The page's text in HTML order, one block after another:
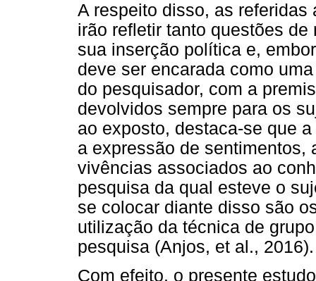
A respeito disso, as
irão refletir tanto questões
sua inserção política e,
deve ser encarada como
do pesquisador, com a
devolvidos sempre para os
ao exposto, destaca-se que
a expressão de sentimentos,
vivências associados ao
pesquisa da qual esteve o
se colocar diante disso são
utilização da técnica de
pesquisa (Anjos, et al., 2016).
Com efeito, o presente